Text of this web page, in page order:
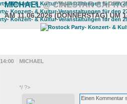
MICHAEL@ CINESTAR
AM 11.06.2026 (DONNERSTAG) UM
14:00
MICHAEL
*/ ?>